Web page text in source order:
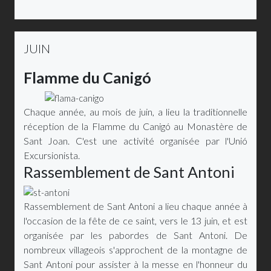
JUIN
Flamme du Canigó
Chaque année, au mois de juin, a lieu la traditionnelle
réception de la Flamme du Canigó au Monastère de
Sant Joan. C'est une activité organisée par l'Unió
Excursionista.
Rassemblement de Sant Antoni
Rassemblement de Sant Antoni a lieu chaque année à
l'occasion de la fête de ce saint, vers le 13 juin, et est
organisée par les pabordes de Sant Antoni. De
nombreux villageois s'approchent de la montagne de
Sant Antoni pour assister à la messe en l'honneur du